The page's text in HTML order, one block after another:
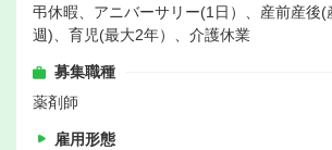
弔休暇、アニバーサリー(1日）、産前産後(
週)、育児(最大2年）、介護休業
募集職種
薬剤師
雇用形態